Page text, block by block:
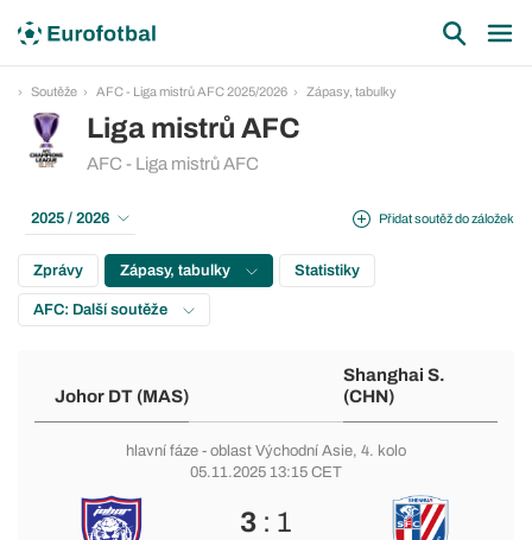
Soutěže AFC - Liga mistrů AFC 2025/2026 Zápasy, tabulky
Liga mistrů AFC
AFC - Liga mistrů AFC
Přidat soutěž do záložek
2025 / 2026
Zprávy Zápasy, tabulky Statistiky
AFC: Další soutěže
Johor DT (MAS)
Shanghai S.
(CHN)
hlavní fáze - oblast Východní Asie, 4. kolo
05.11.2025 13:15 CET
3: 1